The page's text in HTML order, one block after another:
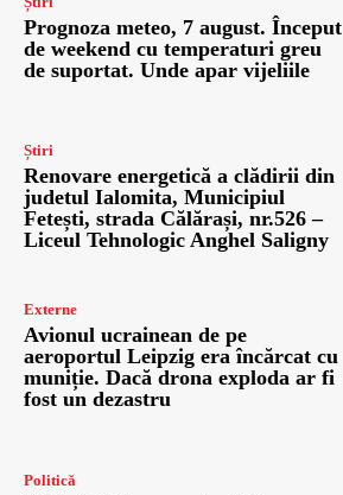
Prognoza meteo, 7 august. Început
de weekend cu temperaturi greu
de suportat. Unde apar vijeliile
Știri
Renovare energetică a clădirii din
judetul Ialomita, Municipiul
Fetești, strada Călărași, nr.526 –
Liceul Tehnologic Anghel Saligny
Externe
Avionul ucrainean de pe
aeroportul Leipzig era încărcat cu
muniție. Dacă drona exploda ar fi
fost un dezastru
Politică